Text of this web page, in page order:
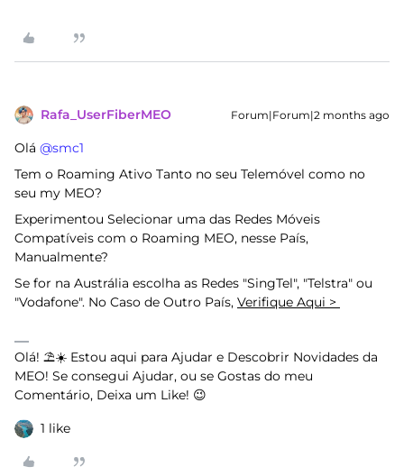
Rafa_UserFiberMEO Forum|Forum|2 months ago
Olá ​ @smc1
Tem o Roaming Ativo Tanto no seu Telemóvel como no
seu my MEO?
Experimentou Selecionar uma das Redes Móveis
Compatíveis com o Roaming MEO, nesse País,
Manualmente?
Se for na Austrália escolha as Redes "SingTel", "Telstra" ou
"Vodafone". No Caso de Outro País, Verifique Aqui >
Olá! ⛱️☀️ Estou aqui para Ajudar e Descobrir Novidades da
MEO! Se consegui Ajudar, ou se Gostas do meu
Comentário, Deixa um Like! 😉
1 like